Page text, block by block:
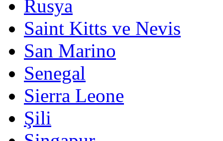
Rusya
Saint Kitts ve Nevis
San Marino
Senegal
Sierra Leone
Şili